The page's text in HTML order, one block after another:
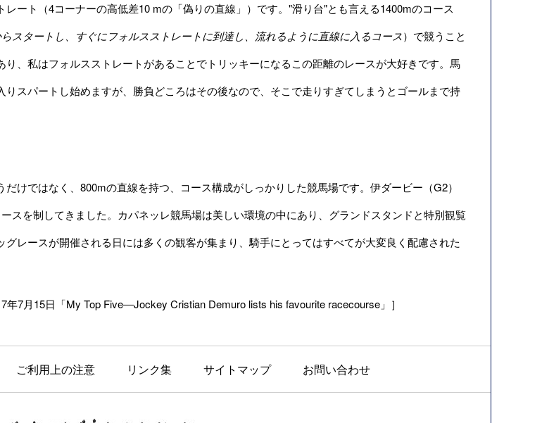
レート（4コーナーの高低差10 mの「偽りの直線」）です。"滑り台"とも言える1400mのコース
スタートし、すぐにフォルスストレートに到達し、流れるように直線に入るコース）で競うこと
り、私はフォルスストレートがあることでトリッキーになるこの距離のレースが大好きです。馬
りスパートし始めますが、勝負どころはその後なので、そこで走りすぎてしまうとゴールまで持
けではなく、800mの直線を持つ、コース構成がしっかりした競馬場です。伊ダービー（G2）
スを制してきました。カパネッレ競馬場は美しい環境の中にあり、グランドスタンドと特別観覧
グレースが開催される日には多くの観客が集まり、騎手にとってはすべてが大変良く配慮された
年7月15日「My Top Five―Jockey Cristian Demuro lists his favourite racecourse」］
ご利用上の注意 リンク集 サイトマップ お問い合わせ